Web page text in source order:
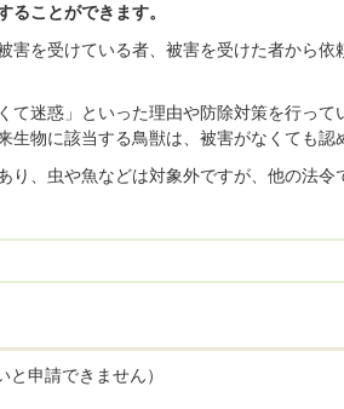
ることができます。
害を受けている者、被害を受けた者から依
て迷惑」といった理由や防除対策を行って
物に該当する鳥獣は、被害がなくても認
、虫や魚などは対象外ですが、他の法令
申請できません）